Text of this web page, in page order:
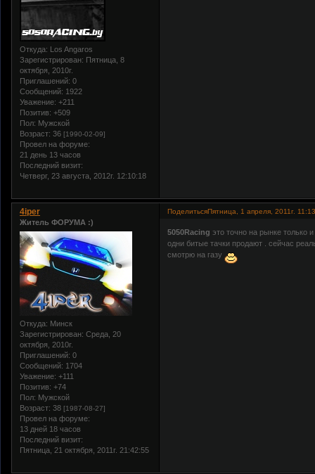
Откуда: Los Angaros
Зарегистрирован: Пятница, 8
октября, 2010г.
Приглашений: 0
Сообщений: 1922
Уважение: +211
Позитив: +509
Пол: Мужской
Возраст: 36 [1990-02-09]
Провел на форуме:
21 день 13 часов
Последний визит:
Четверг, 23 августа, 2012г. 12:10:18
ПоделитьсяПятница, 1 апреля, 2011г.
4iper
Житель ФОРУМА :)
Откуда: Минск
Зарегистрирован: Среда, 20
октября, 2010г.
Приглашений: 0
Сообщений: 1704
Уважение: +111
Позитив: +74
Пол: Мужской
Возраст: 38 [1987-08-27]
Провел на форуме:
13 дней 18 часов
Последний визит:
Пятница, 21 октября, 2011г. 21:42:55
5050Racing это точно на рынке только
одни битые тачки продают . сейчас
смотрю на газу